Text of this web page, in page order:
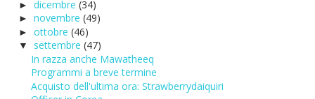
► dicembre (34)
► novembre (49)
► ottobre (46)
▼ settembre (47)
In razza anche Mawatheeq
Programmi a breve termine
Acquisto dell'ultima ora: Strawberrydaiquiri